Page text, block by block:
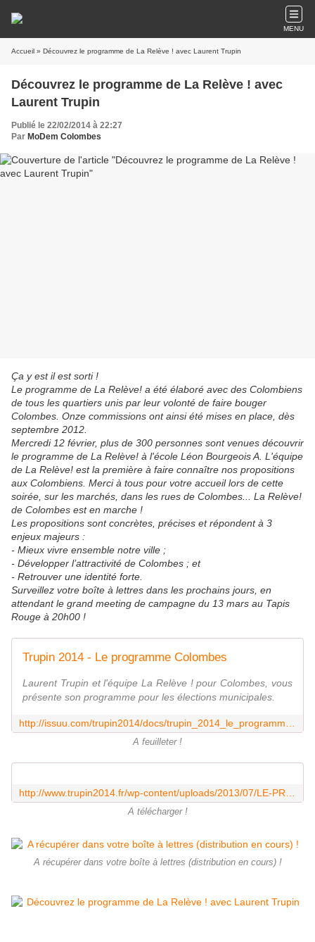
MENU
Accueil » Découvrez le programme de La Relève ! avec Laurent Trupin
Découvrez le programme de La Relève ! avec
Laurent Trupin
Publié le 22/02/2014 à 22:27
Par MoDem Colombes
Ça y est il est sorti !
Le programme de La Relève! a été élaboré avec des Colombiens
de tous les quartiers unis par leur volonté de faire bouger
Colombes. Onze commissions ont ainsi été mises en place, dès
septembre 2012.
Mercredi 12 février, plus de 300 personnes sont venues découvrir
le programme de La Relève! à l'école Léon Bourgeois A. L'équipe
de La Relève! est la première à faire connaître nos propositions
aux Colombiens. Merci à tous pour votre accueil lors de cette
soirée, sur les marchés, dans les rues de Colombes... La Relève!
de Colombes est en marche !
Les propositions sont concrètes, précises et répondent à 3
enjeux majeurs :
- Mieux vivre ensemble notre ville ;
- Développer l’attractivité de Colombes ; et
- Retrouver une identité forte.
Surveillez votre boîte à lettres dans les prochains jours, en
attendant le grand meeting de campagne du 13 mars au Tapis
Rouge à 20h00 !
Trupin 2014 - Le programme Colombes
Laurent Trupin et l'équipe La Relève ! pour Colombes, vous
présente son programme pour les élections municipales.
A feuilleter !
A télécharger !
A récupérer dans votre boîte à lettres (distribution en cours) !